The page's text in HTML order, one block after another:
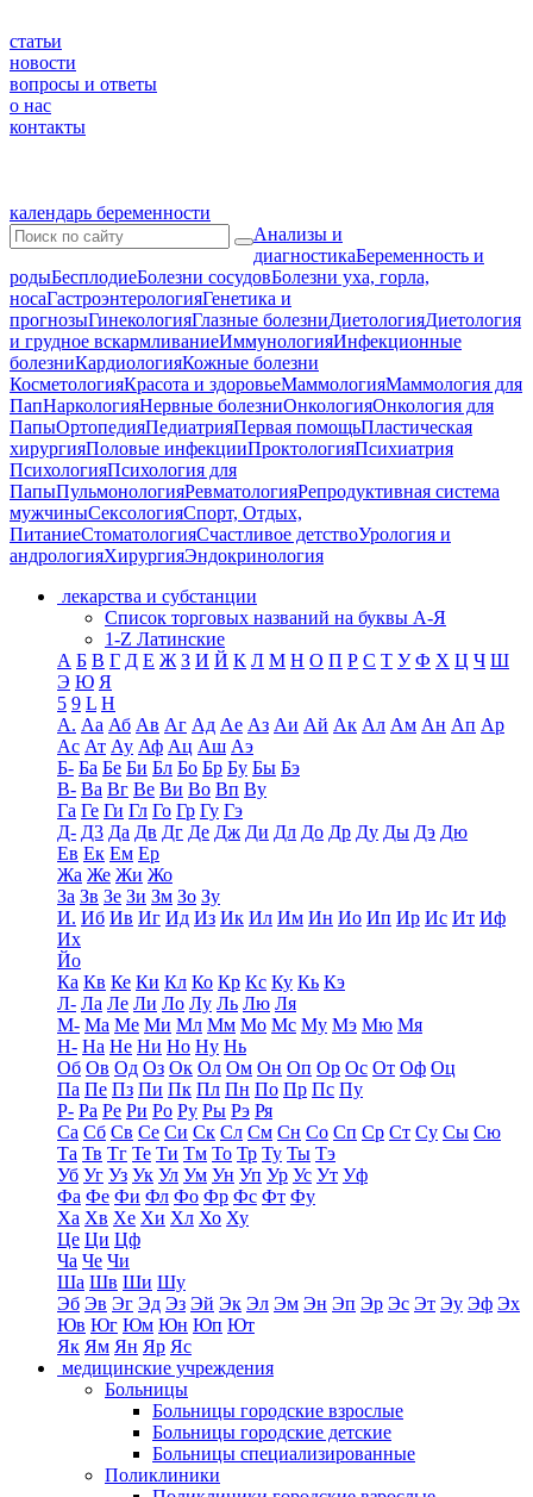
статьи
новости
вопросы и ответы
о нас
контакты
календарь беременности
Анализы и
диагностикаБеременность и
родыБесплодиеБолезни сосудовБолезни уха, горла,
носаГастроэнтерологияГенетика и
прогнозыГинекологияГлазные болезниДиетологияДиетология
и грудное вскармливаниеИммунологияИнфекционные
болезниКардиологияКожные болезни
КосметологияКрасота и здоровьеМаммологияМаммология для
ПапНаркологияНервные болезниОнкологияОнкология для
ПапыОртопедияПедиатрияПервая помощьПластическая
хирургияПоловые инфекцииПроктологияПсихиатрия
ПсихологияПсихология для
ПапыПульмонологияРевматологияРепродуктивная система
мужчиныСексологияСпорт, Отдых,
ПитаниеСтоматологияСчастливое детствоУрология и
андрологияХирургияЭндокринология
лекарства и субстанции
Список торговых названий на буквы А-Я
1-Z Латинские
А Б В Г Д Е Ж З И Й К Л М Н О П Р С Т У Ф Х Ц Ч Ш
Э Ю Я
5 9 L H
А. Аа Аб Ав Аг Ад Ае Аз Аи Ай Ак Ал Ам Ан Ап Ар
Ас Ат Ау Аф Ац Аш Аэ
Б- Ба Бе Би Бл Бо Бр Бу Бы Бэ
В- Ва Вг Ве Ви Во Вп Ву
Га Ге Ги Гл Го Гр Гу Гэ
Д- Д3 Да Дв Дг Де Дж Ди Дл До Др Ду Ды Дэ Дю
Ев Ек Ем Ер
Жа Же Жи Жо
За Зв Зе Зи Зм Зо Зу
И. Иб Ив Иг Ид Из Ик Ил Им Ин Ио Ип Ир Ис Ит Иф
Их
Йо
Ка Кв Ке Ки Кл Ко Кр Кс Ку Кь Кэ
Л- Ла Ле Ли Ло Лу Ль Лю Ля
М- Ма Ме Ми Мл Мм Мо Мс Му Мэ Мю Мя
Н- На Не Ни Но Ну Нь
Об Ов Од Оз Ок Ол Ом Он Оп Ор Ос От Оф Оц
Па Пе Пз Пи Пк Пл Пн По Пр Пс Пу
Р- Ра Ре Ри Ро Ру Ры Рэ Ря
Са Сб Св Се Си Ск Сл См Сн Со Сп Ср Ст Су Сы Сю
Та Тв Тг Те Ти Тм То Тр Ту Ты Тэ
Уб Уг Уз Ук Ул Ум Ун Уп Ур Ус Ут Уф
Фа Фе Фи Фл Фо Фр Фс Фт Фу
Ха Хв Хе Хи Хл Хо Ху
Це Ци Цф
Ча Че Чи
Ша Шв Ши Шу
Эб Эв Эг Эд Эз Эй Эк Эл Эм Эн Эп Эр Эс Эт Эу Эф Эх
Юв Юг Юм Юн Юп Ют
Як Ям Ян Яр Яс
медицинские учреждения
Больницы
Больницы городские взрослые
Больницы городские детские
Больницы специализированные
Поликлиники